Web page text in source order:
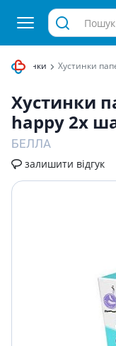
хустинки Хустинки
Хустинки
happy 2х
БЕЛЛА
залишити відгук